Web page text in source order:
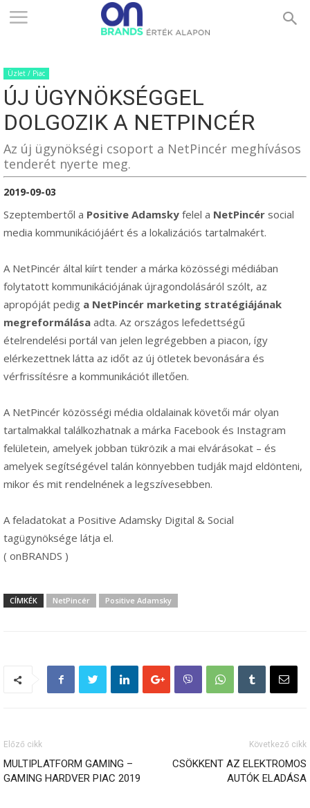
ONBRANDS
–
ALAPON
Üzlet / Piac
ÚJ ÜGYNÖKSÉGGEL
DOLGOZIK A NETPINCÉR
Az új ügynökségi csoport a NetPincér meghívásos
tenderét nyerte meg.
2019-09-03
Szeptembertől a Positive Adamsky felel a NetPincér social
media kommunikációjáért és a lokalizációs tartalmakért.
A NetPincér által kiírt tender a márka közösségi médiában
folytatott kommunikációjának újragondolásáról szólt, az
apropóját pedig a NetPincér marketing stratégiájának
megreformálása adta. Az országos lefedettségű
ételrendelési portál van jelen legrégebben a piacon, így
elérkezettnek látta az időt az új ötletek bevonására és
vérfrissítésre a kommunikációt illetően.
A NetPincér közösségi média oldalainak követői már olyan
tartalmakkal találkozhatnak a márka Facebook és Instagram
felületein, amelyek jobban tükrözik a mai elvárásokat – és
amelyek segítségével talán könnyebben tudják majd eldönteni,
mikor és mit rendelnének a legszívesebben.
A feladatokat a Positive Adamsky Digital & Social
tagügynöksége látja el.
( onBRANDS )
CÍMKÉK NetPincér Positive Adamsky
Előző cikk
MULTIPLATFORM GAMING –
GAMING HARDVER PIAC 2019
Következő cikk
CSÖKKENT AZ ELEKTROMOS
AUTÓK ELADÁSA